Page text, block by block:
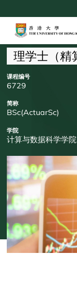
to
content
Breadcrumb
理学士（精
课程编号
6729
简称
BSc(ActuarSc)
学院
计算与数据科学学院